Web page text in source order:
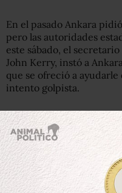
En el pasado Ankara
pero las autoridades
este sábado, el
John Kerry, instó a
que se ofreció a
intento golpista.
En la noche de este
militares, que hasta
aseguró tener el control
escuadrones de
Estambul y Ankara, las